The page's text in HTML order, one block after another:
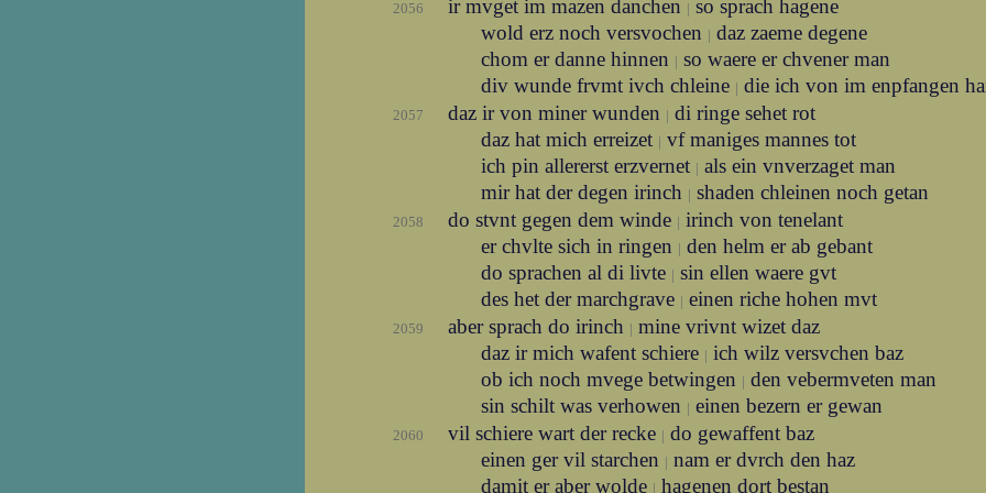
2056 ir mvget im mazen danchen | so sprach hagene
wold erz noch versvochen | daz zaeme degene
chom er danne hinnen | so waere er chvener man
div wunde frvmt ivch chleine | die ich von im enpfangen
2057 daz ir von miner wunden | di ringe sehet rot
daz hat mich erreizet | vf maniges mannes tot
ich pin allererst erzvernet | als ein vnverzaget man
mir hat der degen irinch | shaden chleinen noch getan
2058 do stvnt gegen dem winde | irinch von tenelant
er chvlte sich in ringen | den helm er ab gebant
do sprachen al di livte | sin ellen waere gvt
des het der marchgrave | einen riche hohen mvt
2059 aber sprach do irinch | mine vrivnt wizet daz
daz ir mich wafent schiere | ich wilz versvchen baz
ob ich noch mvege betwingen | den vebermveten man
sin schilt was verhowen | einen bezern er gewan
2060 vil schiere wart der recke | do gewaffent baz
einen ger vil starchen | nam er dvrch den haz
damit er aber wolde | hagenen dort bestan